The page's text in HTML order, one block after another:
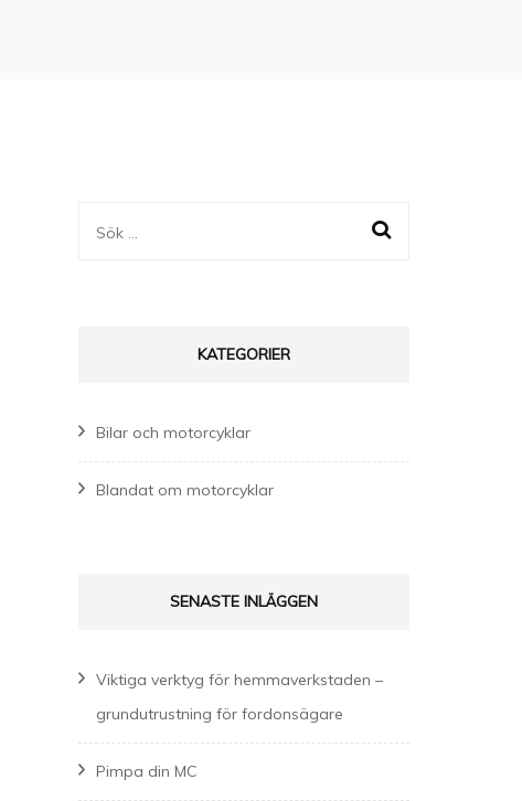
Sök
KATEGORIER
Bilar och motorcyklar
Blandat om motorcyklar
SENASTE INLÄGGEN
Viktiga verktyg för hemmaverkstaden –
grundutrustning för fordonsägare
Pimpa din MC